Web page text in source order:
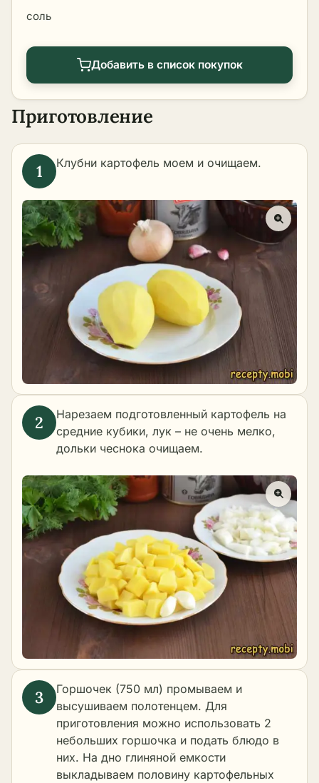
соль
Добавить в список покупок
Приготовление
Клубни картофель моем и очищаем.
Нарезаем подготовленный картофель на
средние кубики, лук – не очень мелко,
дольки чеснока очищаем.
Горшочек (750 мл) промываем и
высушиваем полотенцем. Для
приготовления можно использовать 2
небольших горшочка и подать блюдо в
них. На дно глиняной емкости
выкладываем половину картофельных